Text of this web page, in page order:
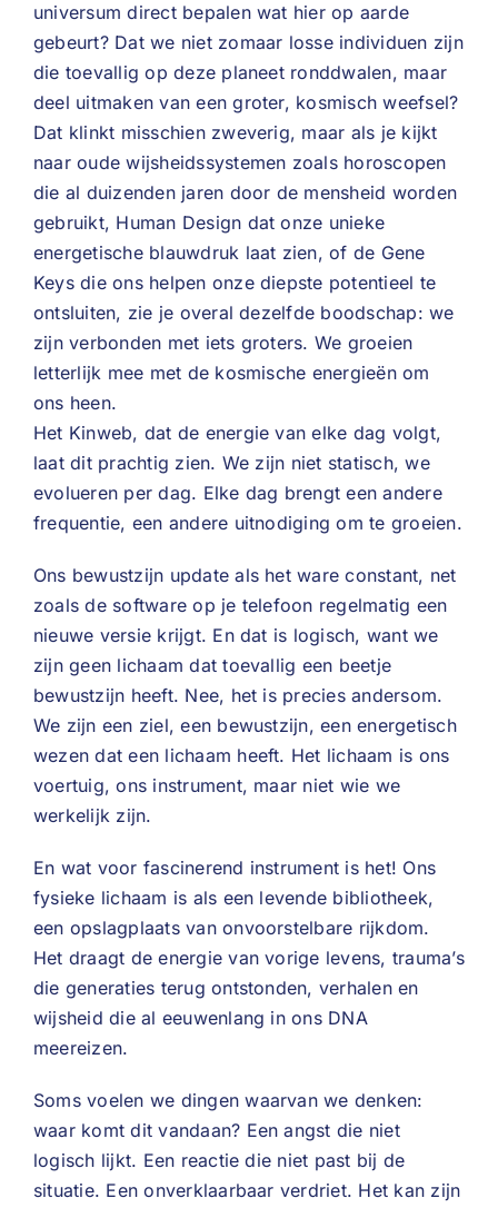
universum direct bepalen wat hier op aarde
gebeurt? Dat we niet zomaar losse individuen zijn
die toevallig op deze planeet ronddwalen, maar
deel uitmaken van een groter, kosmisch weefsel?
Dat klinkt misschien zweverig, maar als je kijkt
naar oude wijsheidssystemen zoals horoscopen
die al duizenden jaren door de mensheid worden
gebruikt, Human Design dat onze unieke
energetische blauwdruk laat zien, of de Gene
Keys die ons helpen onze diepste potentieel te
ontsluiten, zie je overal dezelfde boodschap: we
zijn verbonden met iets groters. We groeien
letterlijk mee met de kosmische energieën om
ons heen.
Het Kinweb, dat de energie van elke dag volgt,
laat dit prachtig zien. We zijn niet statisch, we
evolueren per dag. Elke dag brengt een andere
frequentie, een andere uitnodiging om te groeien.
Ons bewustzijn update als het ware constant, net
zoals de software op je telefoon regelmatig een
nieuwe versie krijgt. En dat is logisch, want we
zijn geen lichaam dat toevallig een beetje
bewustzijn heeft. Nee, het is precies andersom.
We zijn een ziel, een bewustzijn, een energetisch
wezen dat een lichaam heeft. Het lichaam is ons
voertuig, ons instrument, maar niet wie we
werkelijk zijn.
En wat voor fascinerend instrument is het! Ons
fysieke lichaam is als een levende bibliotheek,
een opslagplaats van onvoorstelbare rijkdom.
Het draagt de energie van vorige levens, trauma’s
die generaties terug ontstonden, verhalen en
wijsheid die al eeuwenlang in ons DNA
meereizen.
Soms voelen we dingen waarvan we denken:
waar komt dit vandaan? Een angst die niet
logisch lijkt. Een reactie die niet past bij de
situatie. Een onverklaarbaar verdriet. Het kan zijn